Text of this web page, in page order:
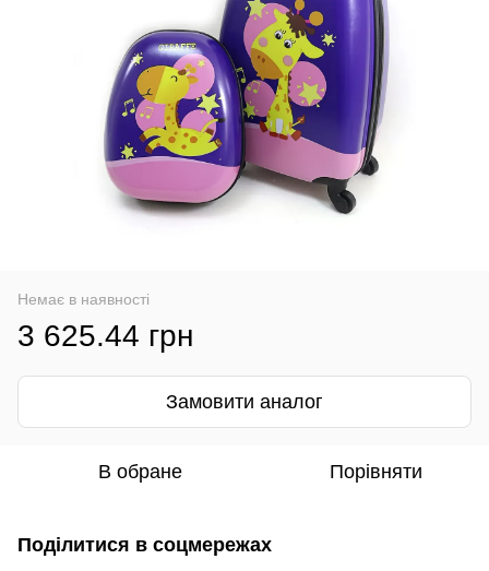
Немає в наявності
3 625.44 грн
Замовити аналог
В обране Порівняти
Поділитися в соцмережах